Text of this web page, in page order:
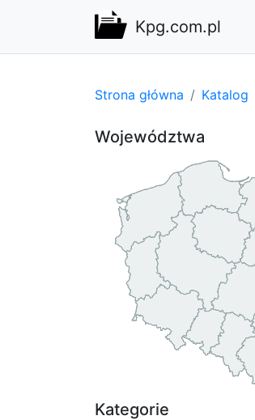
Kpg.com.pl
Strona główna Katalog
Województwa
Kategorie